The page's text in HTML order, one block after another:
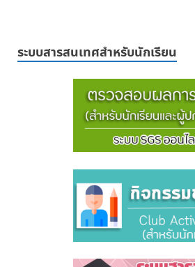
ระบบสารสนเทศสำหรับนักเรียน